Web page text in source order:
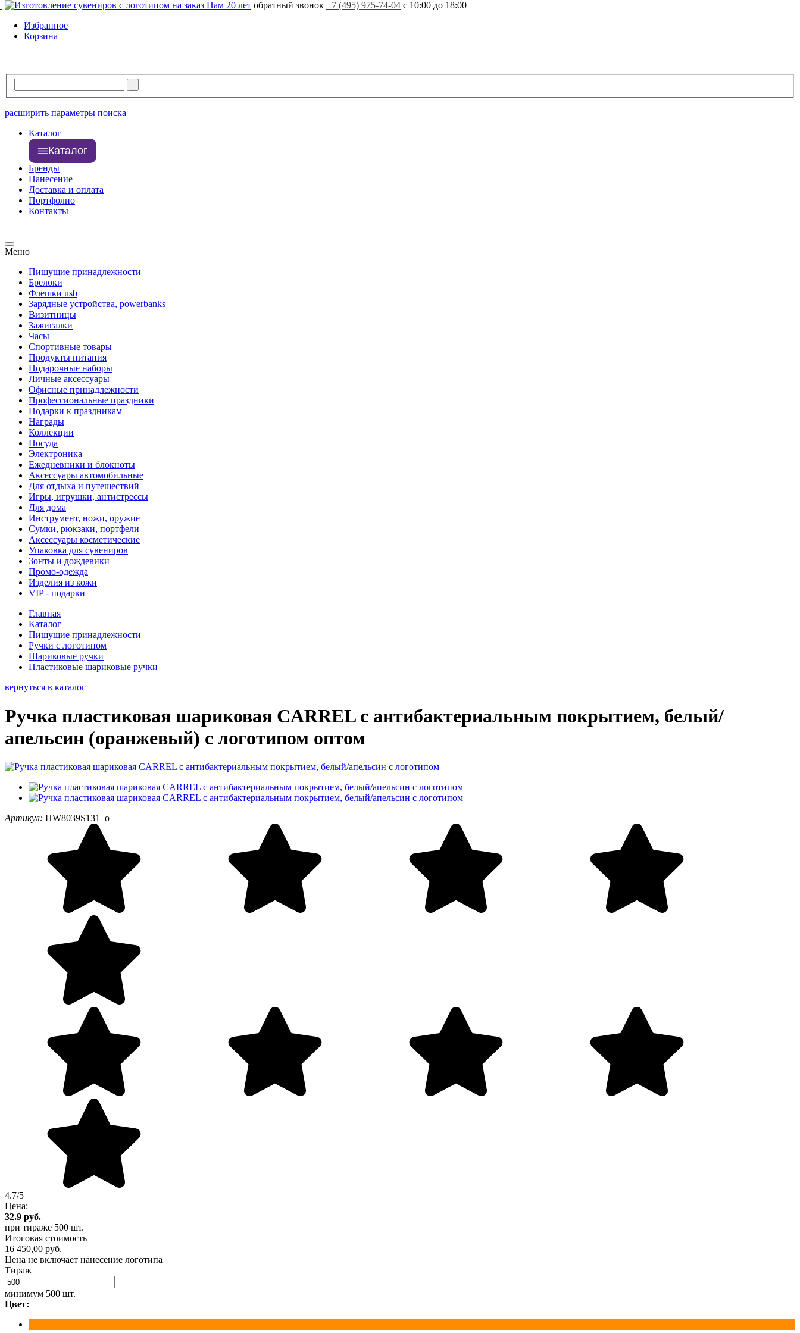
Нам 20 лет обратный звонок +7 (495) 975-74-04 с 10:00 до 18:00
Избранное
Корзина
расширить параметры поиска
Каталог
Каталог
Бренды
Нанесение
Доставка и оплата
Портфолио
Контакты
Меню
Пишущие принадлежности
Брелоки
Флешки usb
Зарядные устройства, powerbanks
Визитницы
Зажигалки
Часы
Спортивные товары
Продукты питания
Подарочные наборы
Личные аксессуары
Офисные принадлежности
Профессиональные праздники
Подарки к праздникам
Награды
Коллекции
Посуда
Электроника
Ежедневники и блокноты
Аксессуары автомобильные
Для отдыха и путешествий
Игры, игрушки, антистрессы
Для дома
Инструмент, ножи, оружие
Сумки, рюкзаки, портфели
Аксессуары косметические
Упаковка для сувениров
Зонты и дождевики
Промо-одежда
Изделия из кожи
VIP - подарки
Главная
Каталог
Пишущие принадлежности
Ручки с логотипом
Шариковые ручки
Пластиковые шариковые ручки
вернуться в каталог
Ручка пластиковая шариковая CARREL с антибактериальным покрытием, белый/
апельсин (оранжевый) с логотипом оптом
Артикул: HW8039S131_o
4.7/5
Цена:
32.9 руб.
при тираже 500 шт.
Итоговая стоимость
16 450,00 руб.
Цена не включает нанесение логотипа
Тираж
минимум 500 шт.
Цвет: